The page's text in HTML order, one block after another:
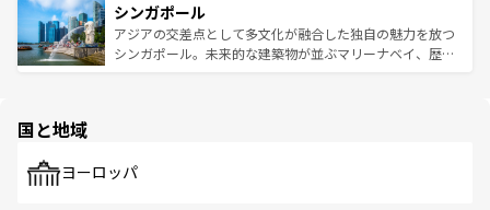
参照してほしい。
激する。気候は一年中温暖で、どの季節にも異なる楽しみ
が待っている。親しみやすいタイの人々、仏教を中心とし
た文化、そして多様な観光資源が、訪れる旅人を魅了し続
み、どこを訪れても感動するはず。観光スポットが密集し
ており、効率よく見どころを回れるのも魅力。息をのむよ
うな絶景から文化的な体験まで、香港を存分に楽しみ尽く
シンガポール
アジアの交差点として多文化が融合した独自の魅力を放つ
シンガポール。未来的な建築物が並ぶマリーナベイ、歴史
で、ホーカーズは地元の風情を楽しめる外せないスポット
国と地域
ヨーロッパ